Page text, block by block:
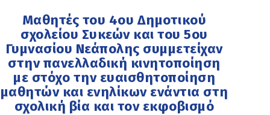
Μαθητές του 4ου Δημοτικού
σχολείου Συκεών και του 5ου
Γυμνασίου Νεάπολης συμμετείχαν
στην πανελλαδική κινητοποίηση
με στόχο την ευαισθητοποίηση
μαθητών και ενηλίκων ενάντια στη
σχολική βία και τον εκφοβισμό